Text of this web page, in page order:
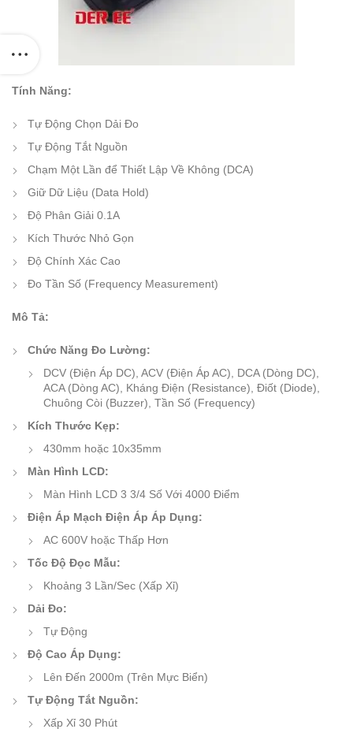
Tính Năng:
Tự Động Chọn Dải Đo
Tự Động Tắt Nguồn
Chạm Một Lần để Thiết Lập Về Không (DCA)
Giữ Dữ Liệu (Data Hold)
Độ Phân Giải 0.1A
Kích Thước Nhỏ Gọn
Độ Chính Xác Cao
Đo Tần Số (Frequency Measurement)
Mô Tả:
Chức Năng Đo Lường:
DCV (Điện Áp DC), ACV (Điện Áp AC), DCA (Dòng DC),
ACA (Dòng AC), Kháng Điện (Resistance), Điốt (Diode),
Chuông Còi (Buzzer), Tần Số (Frequency)
Kích Thước Kẹp:
430mm hoặc 10x35mm
Màn Hình LCD:
Màn Hình LCD 3 3/4 Số Với 4000 Điểm
Điện Áp Mạch Điện Áp Áp Dụng:
AC 600V hoặc Thấp Hơn
Tốc Độ Đọc Mẫu:
Khoảng 3 Lần/Sec (Xấp Xỉ)
Dải Đo:
Tự Động
Độ Cao Áp Dụng:
Lên Đến 2000m (Trên Mực Biển)
Tự Động Tắt Nguồn:
Xấp Xỉ 30 Phút